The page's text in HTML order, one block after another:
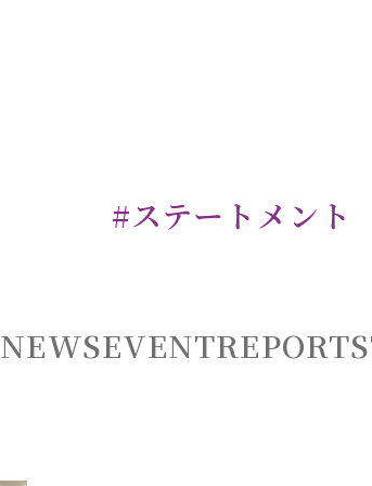
#ステートメント
NEWSEVENTREPORT